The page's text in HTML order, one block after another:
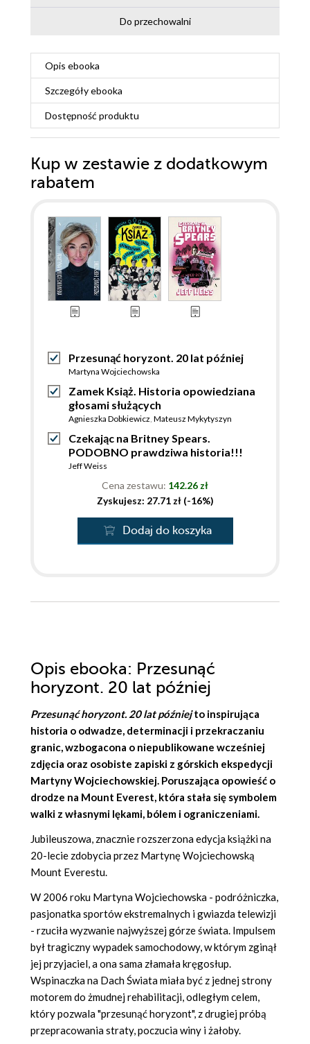
Do przechowalni
Opis ebooka
Szczegółyebooka
Dostępność produktu
Kup w zestawie z dodatkowym
rabatem
Przesunąć horyzont. 20 lat później
Martyna Wojciechowska
Zamek Książ. Historia opowiedziana
głosami służących
Agnieszka Dobkiewicz, Mateusz Mykytyszyn
Czekając na Britney Spears.
PODOBNO prawdziwa historia!!!
Jeff Weiss
Cena zestawu: 142.26 zł
Zyskujesz: 27.71 zł (-16%)
Dodaj do koszyka
Opis ebooka: Przesunąć
horyzont. 20 lat później
Przesunąć horyzont. 20 lat późniejto inspirująca
historia o odwadze, determinacji i przekraczaniu
granic, wzbogacona o niepublikowane wcześniej
zdjęcia oraz osobiste zapiski z górskich ekspedycji
Martyny Wojciechowskiej. Poruszająca opowieść o
drodze na Mount Everest, która stała się symbolem
walki z własnymi lękami, bólem i ograniczeniami.
Jubileuszowa, znacznie rozszerzona edycja książki na
20-lecie zdobycia przez Martynę Wojciechowską
Mount Everestu.
W 2006 roku Martyna Wojciechowska - podróżniczka,
pasjonatka sportów ekstremalnych i gwiazda telewizji
- rzuciła wyzwanie najwyższej górze świata. Impulsem
był tragiczny wypadek samochodowy, w którym zginął
jej przyjaciel, a ona sama złamała kręgosłup.
Wspinaczka na Dach Świata miała być z jednej strony
motorem do żmudnej rehabilitacji, odległym celem,
który pozwala "przesunąć horyzont", z drugiej próbą
przepracowania straty, poczucia winy i żałoby.